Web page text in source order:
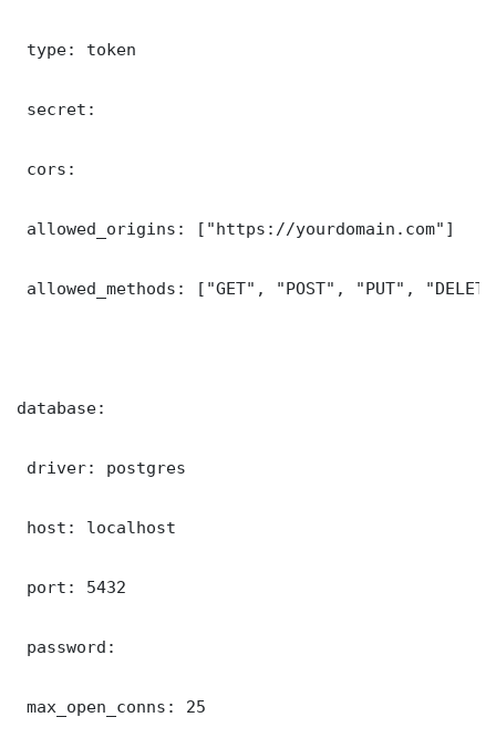
type: token
secret:
cors:
allowed_origins: ["https://yourdomain.com"]
allowed_methods: ["GET", "POST", "PUT",
database:
driver: postgres
host: localhost
port: 5432
password:
max_open_conns: 25